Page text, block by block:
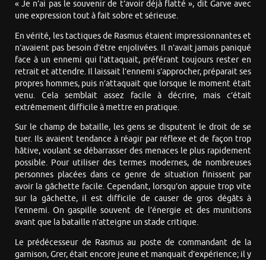
« Je n’ai pas le souvenir de t’avoir déjà flatté », dit Garve avec
une expression tout à fait sobre et sérieuse.
En vérité, les tactiques de Rasmus étaient impressionnantes et
n’avaient pas besoin d’être enjolivées. Il n’avait jamais paniqué
face à un ennemi qui l’attaquait, préférant toujours rester en
retrait et attendre. Il laissait l’ennemi s’approcher, préparait ses
propres hommes, puis n’attaquait que lorsque le moment était
venu. Cela semblait assez facile à décrire, mais c’était
extrêmement difficile à mettre en pratique.
Sur le champ de bataille, les gens se disputent le droit de se
tuer. Ils avaient tendance à réagir par réflexe et de façon trop
hâtive, voulant se débarrasser des menaces le plus rapidement
possible. Pour utiliser des termes modernes, de nombreuses
personnes placées dans ce genre de situation finissent par
avoir la gâchette facile. Cependant, lorsqu’on appuie trop vite
sur la gâchette, il est difficile de causer de gros dégâts à
l’ennemi. On gaspille souvent de l’énergie et des munitions
avant que la bataille n’atteigne un stade critique.
Le prédécesseur de Rasmus au poste de commandant de la
garnison, Grer, était encore jeune et manquait d’expérience; il y